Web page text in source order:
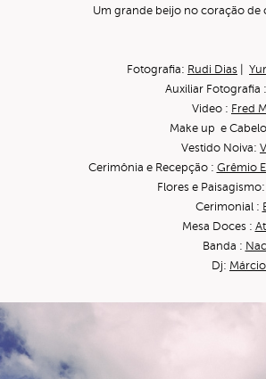
Um grande beijo no coração de
Fotografia: Rudi Dias
Auxiliar Fotografia :
Video : Fred
Make up e
Vestido Noiva:
Cerimônia e Recepção : Grêmio
Flores e Paisagismo:
Cerimonial :
Mesa Doces :
Banda :
Dj: